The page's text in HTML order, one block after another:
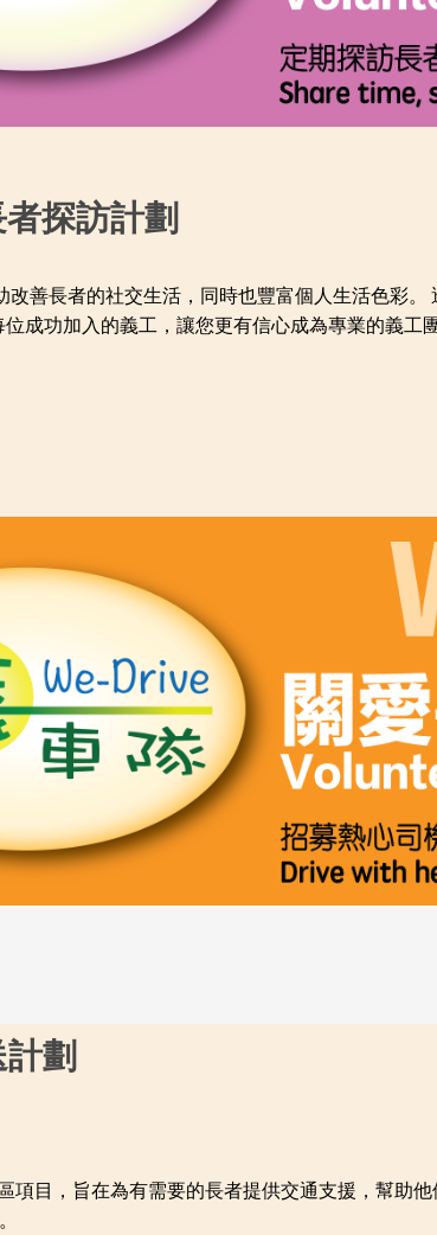
探訪計劃
改善長者的社交生活，同時也豐富個人生活色彩
成功加入的義工，讓您更有信心成為專業的義工
劃
項目，旨在為有需要的長者提供交通支援，幫助